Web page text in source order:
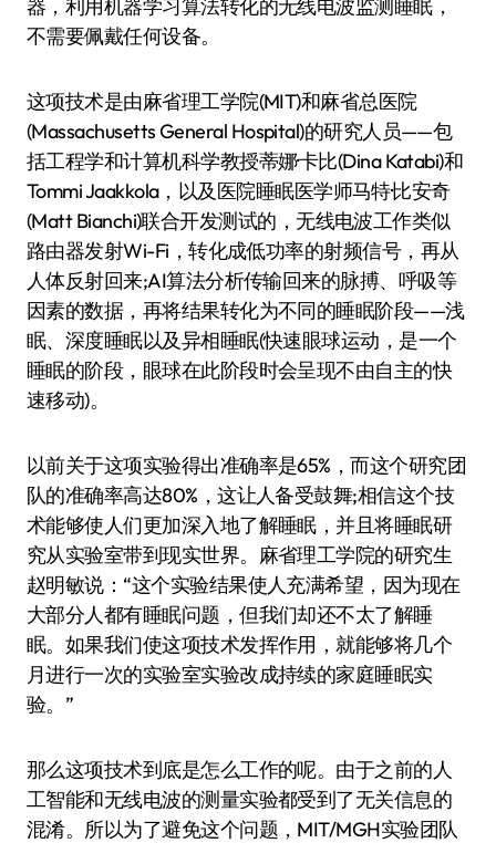
器，利用机器学习算法转化的无线电波监测睡眠，
不需要佩戴任何设备。
这项技术是由麻省理工学院(MIT)和麻省总医院
(Massachusetts General Hospital)的研究人员——包
括工程学和计算机科学教授蒂娜·卡比(Dina Katabi)和
Tommi Jaakkola，以及医院睡眠医学师马特·比安奇
(Matt Bianchi)联合开发测试的，无线电波工作类似
路由器发射Wi-Fi，转化成低功率的射频信号，再从
人体反射回来;AI算法分析传输回来的脉搏、呼吸等
因素的数据，再将结果转化为不同的睡眠阶段——浅
眠、深度睡眠以及异相睡眠(快速眼球运动，是一个
睡眠的阶段，眼球在此阶段时会呈现不由自主的快
速移动)。
以前关于这项实验得出准确率是65%，而这个研究团
队的准确率高达80%，这让人备受鼓舞;相信这个技
术能够使人们更加深入地了解睡眠，并且将睡眠研
究从实验室带到现实世界。麻省理工学院的研究生
赵明敏说：“这个实验结果使人充满希望，因为现在
大部分人都有睡眠问题，但我们却还不太了解睡
眠。如果我们使这项技术发挥作用，就能够将几个
月进行一次的实验室实验改成持续的家庭睡眠实
验。”
那么这项技术到底是怎么工作的呢。由于之前的人
工智能和无线电波的测量实验都受到了无关信息的
混淆。所以为了避免这个问题，MIT/MGH实验团队